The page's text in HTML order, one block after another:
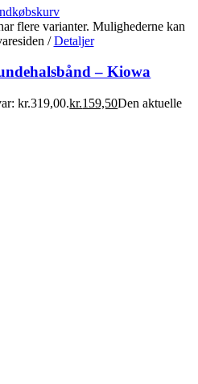
flere varianter. Mulighederne kan
/ Detaljer
– Kiowa
kr.319,00.kr.159,50Den aktuelle